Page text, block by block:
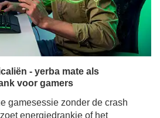
- yerba mate als
voor gamers
energiedrankje of het
kop koffie? Steeds
dat het geheim van constante
en een betere focus ligt in de